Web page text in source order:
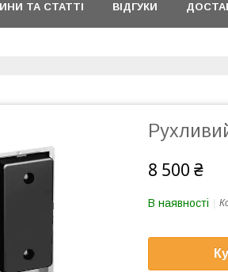
ТА СТАТТІ ВІДГУКИ
8 500 ₴
В наявності